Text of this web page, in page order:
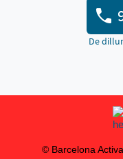
De
© Barcelona